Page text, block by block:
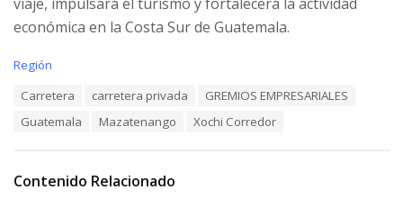
económica en la Costa Sur de Guatemala.
C
i
Región
Carretera carretera privada
GREMIOS EMPRESARIALES
Guatemala
Mazatenango Xochi Corredor
Contenido Relacionado